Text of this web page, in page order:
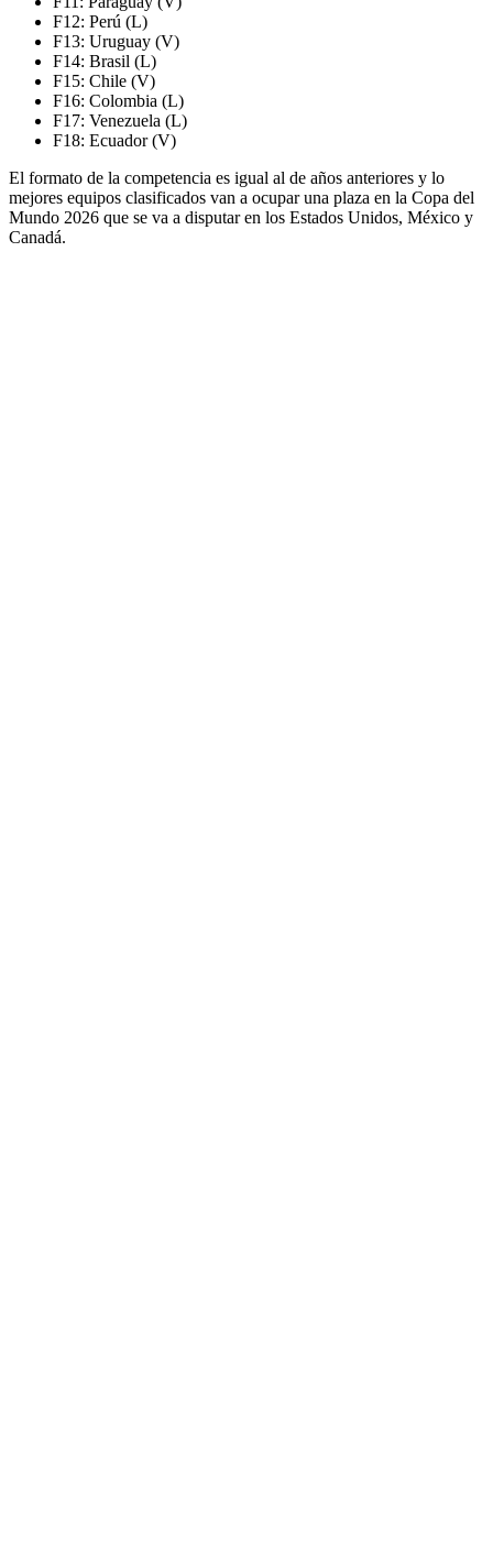
F12: Perú (L)
F13: Uruguay (V)
F14: Brasil (L)
F15: Chile (V)
F16: Colombia (L)
F17: Venezuela (L)
F18: Ecuador (V)
El formato de la competencia es igual al de años anteriores y lo
mejores equipos clasificados van a ocupar una plaza en la Copa del
Mundo 2026 que se va a disputar en los Estados Unidos, México y
Canadá.